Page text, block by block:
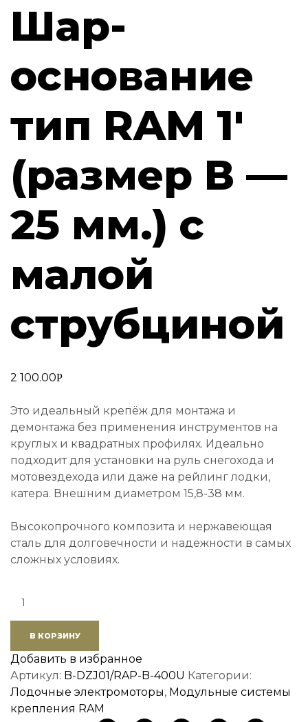
Шар-
основание
тип RAM 1′
(размер В —
25 мм.) с
малой
струбциной
2 100.00Р
Это идеальный крепёж для монтажа и
демонтажа без применения инструментов на
круглых и квадратных профилях. Идеально
подходит для установки на руль снегохода и
мотовездехода или даже на рейлинг лодки,
катера. Внешним диаметром 15,8-38 мм.
Высокопрочного композита и нержавеющая
сталь для долговечности и надежности в самых
сложных условиях.
В КОРЗИНУ
Добавить в избранное
Артикул: B-DZJ01/RAP-B-400U Категории:
Лодочные электромоторы, Модульные системы
крепления RAM